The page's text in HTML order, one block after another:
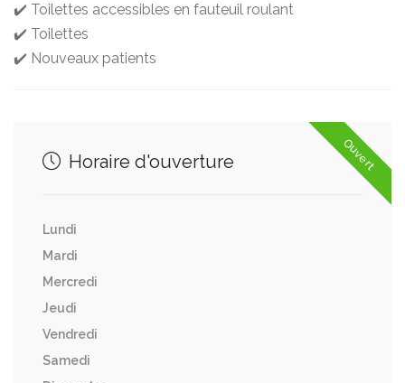
✔️ Toilettes accessibles en fauteuil roulant
✔️ Toilettes
✔️ Nouveaux patients
Ouvert
Horaire d'ouverture
Lundi
Mardi
Mercredi
Jeudi
Vendredi
Samedi